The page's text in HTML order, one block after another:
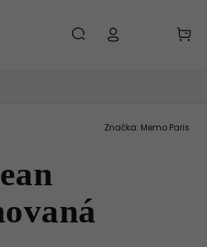
Značka: Memo Paris